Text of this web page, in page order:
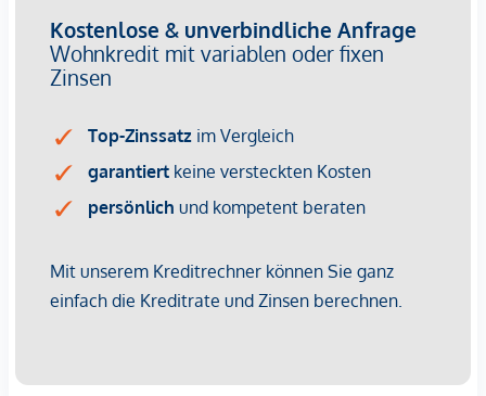
Zahlreiche Heurige in Neustift sowie ausgezeichnete
Restaurants entlang der Höhenstraße oder in Neuwaldegg
Nahversorger ist mit Auto oder Bus in ca. 7 Minuten
erreichbar.
Wiener Innenstadt & A22: ca. 25 Minuten mit dem
Hütteldorf & A1 (Auhofcenter): ca. 15 Minuten mit dem
Auto